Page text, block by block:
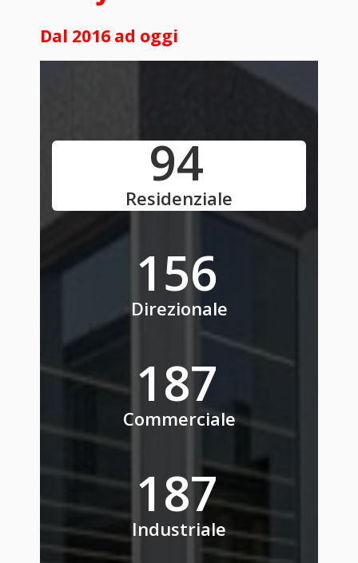
Dal 2016 ad oggi
121
Residenziale
201
Direzionale
241
Commerciale
241
Industriale